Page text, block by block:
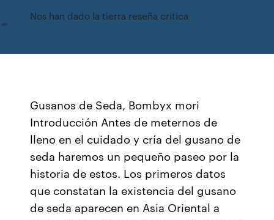
Nos han dado la tierra reseña critica
Gusanos de Seda, Bombyx mori
Introducción Antes de meternos de
lleno en el cuidado y cría del gusano de
seda haremos un pequeño paseo por la
historia de estos. Los primeros datos
que constatan la existencia del gusano
de seda aparecen en Asia Oriental a